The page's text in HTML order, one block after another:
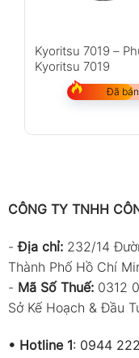
Kyoritsu 7019 –
Kyoritsu 7019
Đã
CÔNG TY TNHH
-Địa chỉ: 232/14
Thành Phố Hồ Chí
- Mã Số Thuế: 0312
Sở Kế Hoạch & Đầu
• Hotline 1: 0944